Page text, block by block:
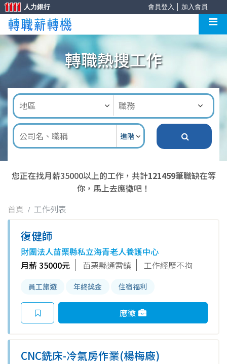
會員登入 加入會員
人力銀行
轉職熱搜工作
進階
您正在找月薪35000以上的工作，共計121459筆職缺在等
你，馬上去應徵吧！
首頁
工作列表
復健師
財團法人苗栗縣私立海青老人養護中心
月薪 35000元
苗栗縣通霄鎮 工作經歷不拘
員工旅遊 年終獎金 住宿福利
應徵
CNC銑床-冷氣房作業(楊梅廠)